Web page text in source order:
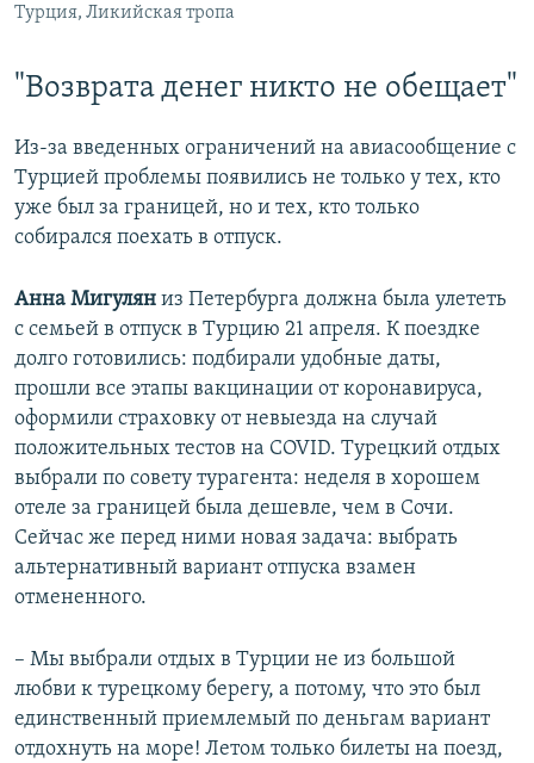
Турция, Ликийская тропа
"Возврата денег никто не обещает"
Из-за введенных ограничений на авиасообщение с
Турцией проблемы появились не только у тех, кто
уже был за границей, но и тех, кто только
собирался поехать в отпуск.
Анна Мигулян из Петербурга должна была улететь
с семьей в отпуск в Турцию 21 апреля. К поездке
долго готовились: подбирали удобные даты,
прошли все этапы вакцинации от коронавируса,
оформили страховку от невыезда на случай
положительных тестов на COVID. Турецкий отдых
выбрали по совету турагента: неделя в хорошем
отеле за границей была дешевле, чем в Сочи.
Сейчас же перед ними новая задача: выбрать
альтернативный вариант отпуска взамен
отмененного.
– Мы выбрали отдых в Турции не из большой
любви к турецкому берегу, а потому, что это был
единственный приемлемый по деньгам вариант
отдохнуть на море! Летом только билеты на поезд,